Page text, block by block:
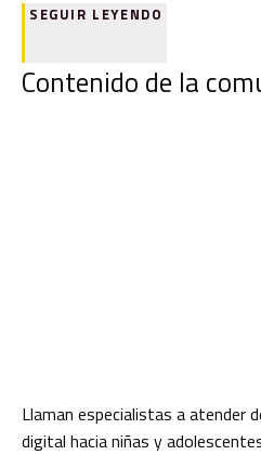
SEGUIR LEYENDO
Contenido de la
Llaman especialistas a atender
digital hacia niñas y